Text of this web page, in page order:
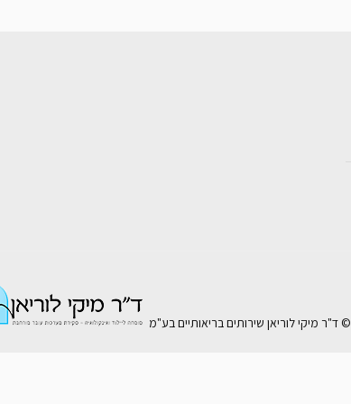
© ד"ר מיקי לוריאן שירותים בריאותיים בע"מ